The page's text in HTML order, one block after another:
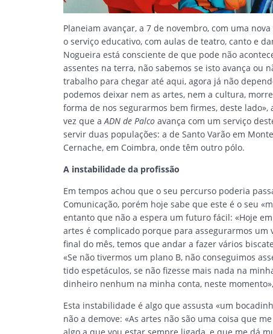
Planeiam avançar, a 7 de novembro, com uma
o serviço educativo, com aulas de teatro, canto e
Nogueira está consciente de que pode não
assentes na terra, não sabemos se isto avança ou
trabalho para chegar até aqui, agora já não
podemos deixar nem as artes, nem a cultura,
forma de nos segurarmos bem firmes, deste lado»,
vez que aADN de Palcoavança com um serviço
servir duas populações: a de Santo Varão em
Cernache, em Coimbra, onde têm outro pólo.
A instabilidade da profissão
Em tempos achou que o seu percurso poderia
Comunicação, porém hoje sabe que este é o seu
entanto que não a espera um futuro fácil: «Hoje
artes é complicado porque para assegurarmos um
final do mês, temos que andar a fazer vários
«Se não tivermos um plano B, não conseguimos
tido espetáculos, se não fizesse mais nada na
dinheiro nenhum na minha conta, neste
Esta instabilidade é algo que assusta «um
não a demove: «As artes não são uma coisa que